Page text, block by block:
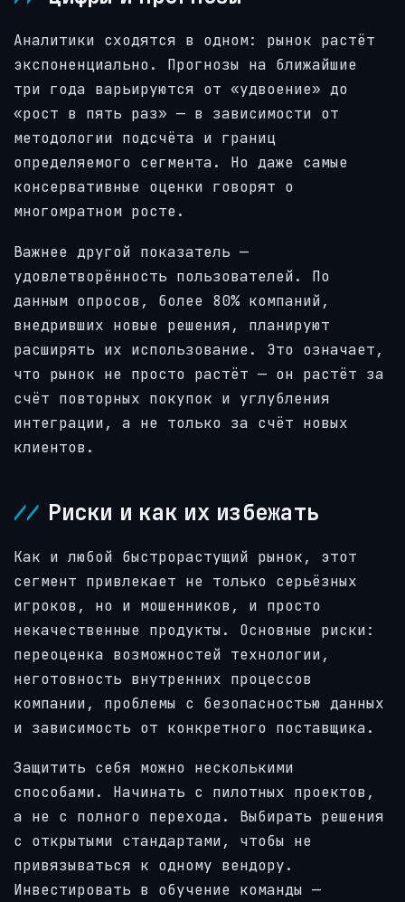
Аналитики сходятся в одном: рынок растёт
экспоненциально. Прогнозы на ближайшие
три года варьируются от «удвоение» до
«рост в пять раз» — в зависимости от
методологии подсчёта и границ
определяемого сегмента. Но даже самые
консервативные оценки говорят о
многомратном росте.
Важнее другой показатель —
удовлетворённость пользователей. По
данным опросов, более 80% компаний,
внедривших новые решения, планируют
расширять их использование. Это означает,
что рынок не просто растёт — он растёт за
счёт повторных покупок и углубления
интеграции, а не только за счёт новых
клиентов.
Риски и как их избежать
Как и любой быстрорастущий рынок, этот
сегмент привлекает не только серьёзных
игроков, но и мошенников, и просто
некачественные продукты. Основные риски:
переоценка возможностей технологии,
неготовность внутренних процессов
компании, проблемы с безопасностью данных
и зависимость от конкретного поставщика.
Защитить себя можно несколькими
способами. Начинать с пилотных проектов,
а не с полного перехода. Выбирать решения
с открытыми стандартами, чтобы не
привязываться к одному вендору.
Инвестировать в обучение команды —